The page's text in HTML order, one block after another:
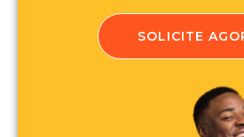
SOLICITE